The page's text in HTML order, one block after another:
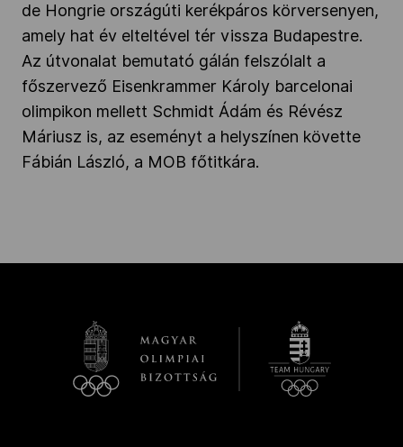
de Hongrie országúti kerékpáros körversenyen,
amely hat év elteltével tér vissza Budapestre.
Az útvonalat bemutató gálán felszólalt a
főszervező Eisenkrammer Károly barcelonai
olimpikon mellett Schmidt Ádám és Révész
Máriusz is, az eseményt a helyszínen követte
Fábián László, a MOB főtitkára.